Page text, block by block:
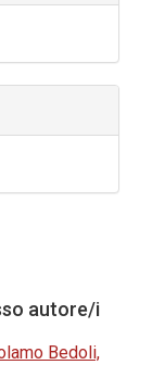
autore/i
Bedoli,